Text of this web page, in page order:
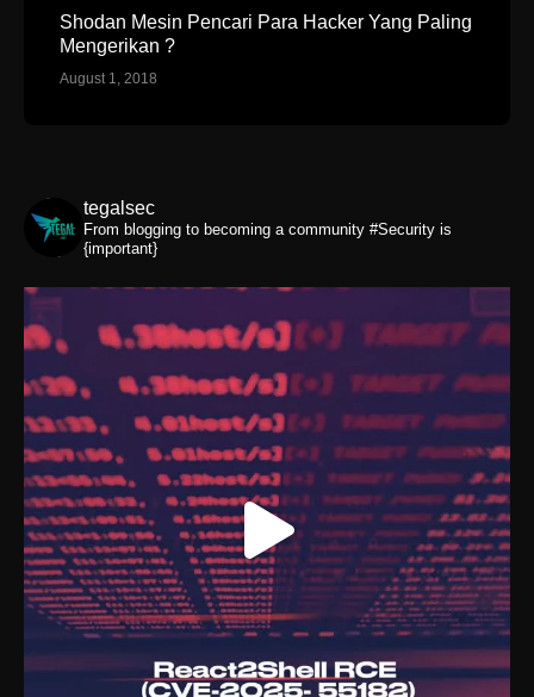
Shodan Mesin Pencari Para Hacker Yang Paling
Mengerikan ?
August 1, 2018
tegalsec
From blogging to becoming a community #Security is
{important}